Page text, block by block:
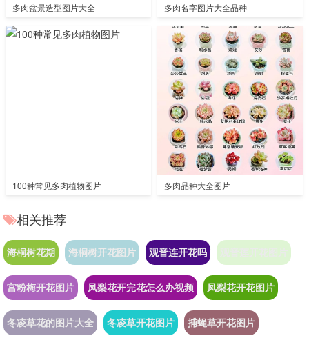
多肉盆景造型图片大全 多肉名字图片大全品种
100种常见多肉植物图片 多肉品种大全图片
相关推荐
海桐树花期 海桐树开花图片 观音连开花吗
宫粉梅开花图片 凤梨花开完花怎么办视频 凤梨花开花图片
冬凌草花的图片大全 冬凌草开花图片 捕蝇草开花图片